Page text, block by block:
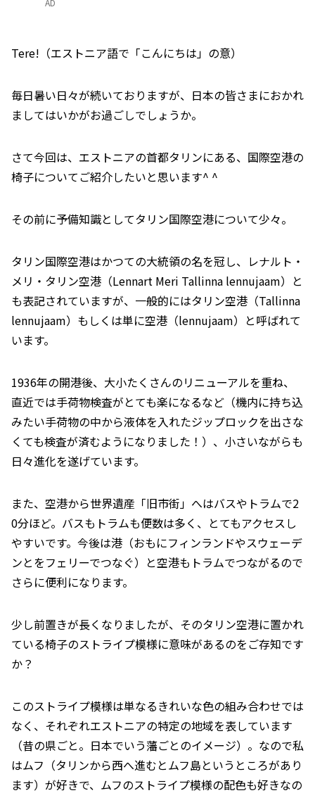
AD
Tere!（エストニア語で「こんにちは」の意）
毎日暑い日々が続いておりますが、日本の皆さまにおかれ
ましてはいかがお過ごしでしょうか。
さて今回は、エストニアの首都タリンにある、国際空港の
椅子についてご紹介したいと思います^ ^
その前に予備知識としてタリン国際空港について少々。
タリン国際空港はかつての大統領の名を冠し、レナルト・
メリ・タリン空港（Lennart Meri Tallinna lennujaam）と
も表記されていますが、一般的にはタリン空港（Tallinna
lennujaam）もしくは単に空港（lennujaam）と呼ばれて
います。
1936年の開港後、大小たくさんのリニューアルを重ね、
直近では手荷物検査がとても楽になるなど（機内に持ち込
みたい手荷物の中から液体を入れたジップロックを出さな
くても検査が済むようになりました！）、小さいながらも
日々進化を遂げています。
また、空港から世界遺産「旧市街」へはバスやトラムで2
0分ほど。バスもトラムも便数は多く、とてもアクセスし
やすいです。今後は港（おもにフィンランドやスウェーデ
ンとをフェリーでつなぐ）と空港もトラムでつながるので
さらに便利になります。
少し前置きが長くなりましたが、そのタリン空港に置かれ
ている椅子のストライプ模様に意味があるのをご存知です
か？
このストライプ模様は単なるきれいな色の組み合わせでは
なく、それぞれエストニアの特定の地域を表しています
（昔の県ごと。日本でいう藩ごとのイメージ）。なので私
はムフ（タリンから西へ進むとムフ島というところがあり
ます）が好きで、ムフのストライプ模様の配色も好きなの